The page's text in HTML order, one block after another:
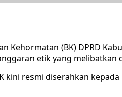
Kehormatan (BK) DPRD
etik yang melibatkan
kini resmi diserahkan